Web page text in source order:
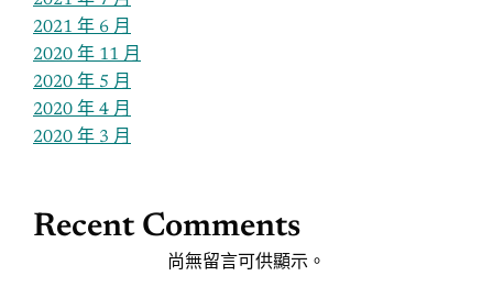
2021 年 6 月
2020 年 11 月
2020 年 5 月
2020 年 4 月
2020 年 3 月
Recent Comments
尚無留言可供顯示。